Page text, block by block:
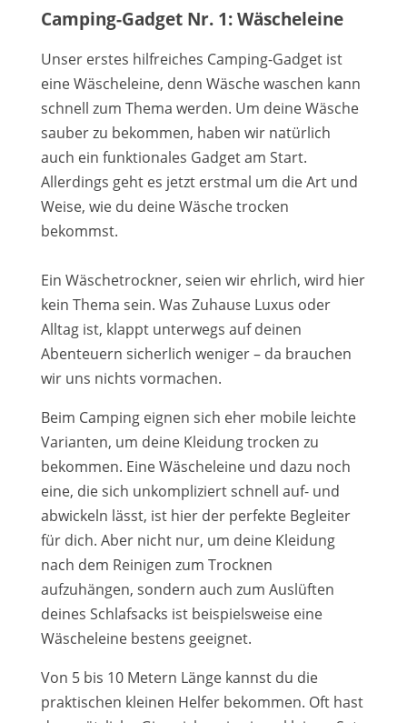
Camping-Gadget Nr. 1: Wäscheleine
Unser erstes hilfreiches Camping-Gadget ist
eine Wäscheleine, denn Wäsche waschen kann
schnell zum Thema werden. Um deine Wäsche
sauber zu bekommen, haben wir natürlich
auch ein funktionales Gadget am Start.
Allerdings geht es jetzt erstmal um die Art und
Weise, wie du deine Wäsche trocken
bekommst.
Ein Wäschetrockner, seien wir ehrlich, wird hier
kein Thema sein. Was Zuhause Luxus oder
Alltag ist, klappt unterwegs auf deinen
Abenteuern sicherlich weniger – da brauchen
wir uns nichts vormachen.
Beim Camping eignen sich eher mobile leichte
Varianten, um deine Kleidung trocken zu
bekommen. Eine Wäscheleine und dazu noch
eine, die sich unkompliziert schnell auf- und
abwickeln lässt, ist hier der perfekte Begleiter
für dich. Aber nicht nur, um deine Kleidung
nach dem Reinigen zum Trocknen
aufzuhängen, sondern auch zum Auslüften
deines Schlafsacks ist beispielsweise eine
Wäscheleine bestens geeignet.
Von 5 bis 10 Metern Länge kannst du die
praktischen kleinen Helfer bekommen. Oft hast